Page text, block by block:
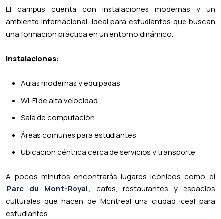
El campus cuenta con instalaciones modernas y un
ambiente internacional, ideal para estudiantes que buscan
una formación práctica en un entorno dinámico.
Instalaciones:
Aulas modernas y equipadas
Wi-Fi de alta velocidad
Sala de computación
Áreas comunes para estudiantes
Ubicación céntrica cerca de servicios y transporte
A pocos minutos encontrarás lugares icónicos como el
Parc du Mont-Royal, cafés, restaurantes y espacios
culturales que hacen de Montreal una ciudad ideal para
estudiantes.